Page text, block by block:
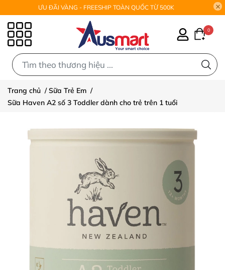
ƯU ĐÃI VÀNG - FREESHIP TOÀN QUỐC TỪ 500K
0
Trang chủ /Sữa Trẻ Em /
Sữa Haven A2 số 3 Toddler dành cho trẻ trên 1 tuổi